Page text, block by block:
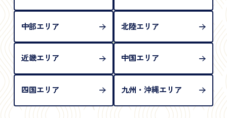
中部エリア 北陸エリア
近畿エリア 中国エリア
四国エリア 九州・沖縄エリア